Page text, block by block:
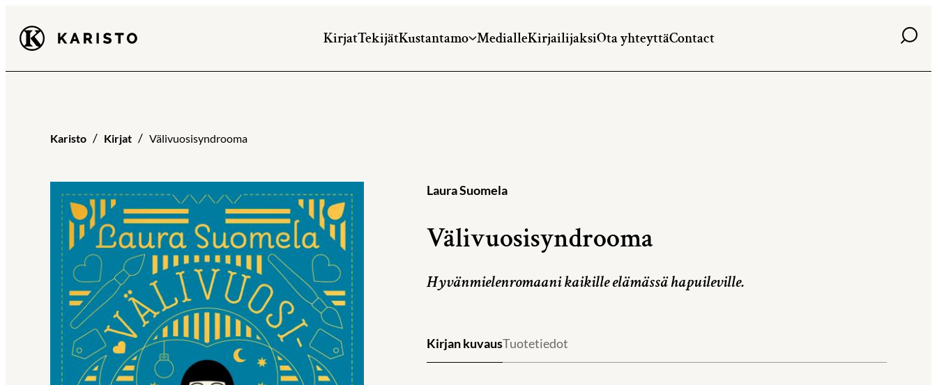
suoraan
Karisto KirjatTekijätKustantamo MedialleKirjailijaksiOta yhteyttäContact Haku
Karisto Kirjat Välivuosisyndrooma
Laura Suomela
Välivuosisyndrooma
Hyvänmielenromaani kaikille elämässä hapuileville.
Kirjan kuvausTuotetiedot